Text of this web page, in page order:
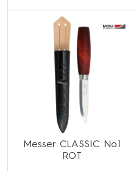
Messer CLASSIC No.1
ROT